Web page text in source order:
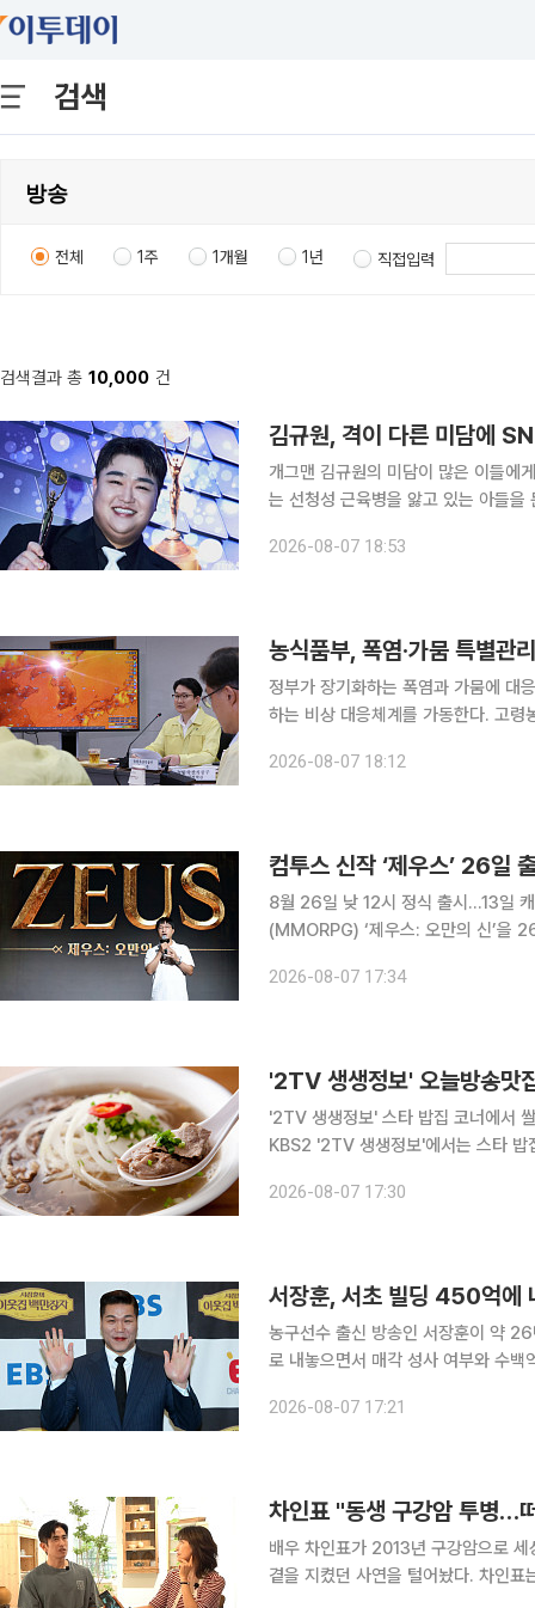
검색
전체 1주 1개월 1년 직접입력
검색결과 총 10,000 건
김규원, 격이 다른 미담에
개그맨 김규원의 미담이 많은 이들에게 감동을 안겼다. 7일 일러스
는 선청성 근육병을 앓고 있는 아들을 둔 어머니 A
“처음 등교 하는 날 저와 아들이 얼마
2026-08-07 18:53
농식품부, 폭염·가뭄 특별관
정부가 장기화하는 폭염과 가뭄에 대
하는 비상 대응체계를 가동한다. 고령
재해대책상황실 점검회의를 열고 다
2026-08-07 18:12
컴투스 신작 ‘제우스’ 26일
8월 26일 낮 12시 정식 출시…13일 캐릭터명 선점 컴투스가 신작
(MMORPG) ‘제우스: 오만의 신’을
금으로 직접 판매하지 않고 게임 플레
2026-08-07 17:34
'2TV 생생정보' 스타 밥집 코너에서 쌀국
KBS2 '2TV 생생정보'에서는 스타
인다. 깊고 진한 국물의 쌀국수도 인기
2026-08-07 17:30
서장훈, 서초 빌딩 450억에
농구선수 출신 방송인 서장훈이 약
로 내놓으면서 매각 성사 여부와 수백억원대 시
1986년 준공된 이 건물은 지하 2층~
2026-08-07 17:21
차인표 "동생 구강암 투병…
배우 차인표가 2013년 구강암으로
곁을 지켰던 사연을 털어놨다. 차인표는 7일 공개된 유튜브 채널 ‘신애라이프(Shinaelife)’의 인터